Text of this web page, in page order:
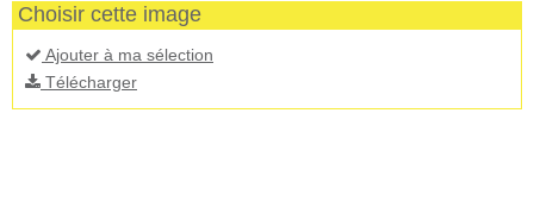
Choisir cette image
Ajouter à ma sélection
Télécharger